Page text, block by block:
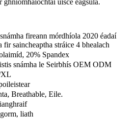
ghníomhaíochtaí uisce éagsúla.
fireann mórdhíola 2020 éadaí
fir saincheaptha stráice 4 bhealach
20% Spandex
snámha le Seirbhís OEM ODM
Breathable, Eile.
liath